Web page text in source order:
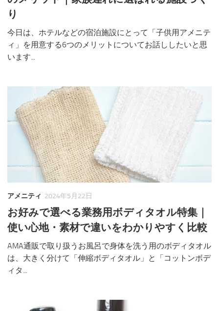
り
今日は、ホテルなどの宿泊施設にとって「子供用アメニテ
ィ」を用意する6つのメリットについてお話ししたいと思
います...
アメニティ 2024年5月22日
お好みで選べる業務用ボディタオル特集｜
使い心地・素材で違いをわかりやすく比較
AMA通販で取り扱うお風呂で身体を洗う用のボディタオル
は、大きく分けて「伸縮ボディタオル」と「コットンボデ
ィタ...